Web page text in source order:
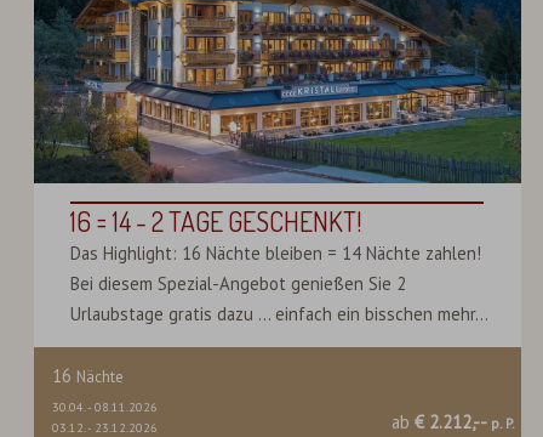
16 = 14 - 2 TAGE GESCHENKT!
Das Highlight: 16 Nächte bleiben = 14 Nächte zahlen!
Bei diesem Spezial-Angebot genießen Sie 2
Urlaubstage gratis dazu ... einfach ein bisschen mehr...
16 Nächte
30.04.-08.11.2026
03.12.- 23.12.2026
ab € 2.212,-- p. P.